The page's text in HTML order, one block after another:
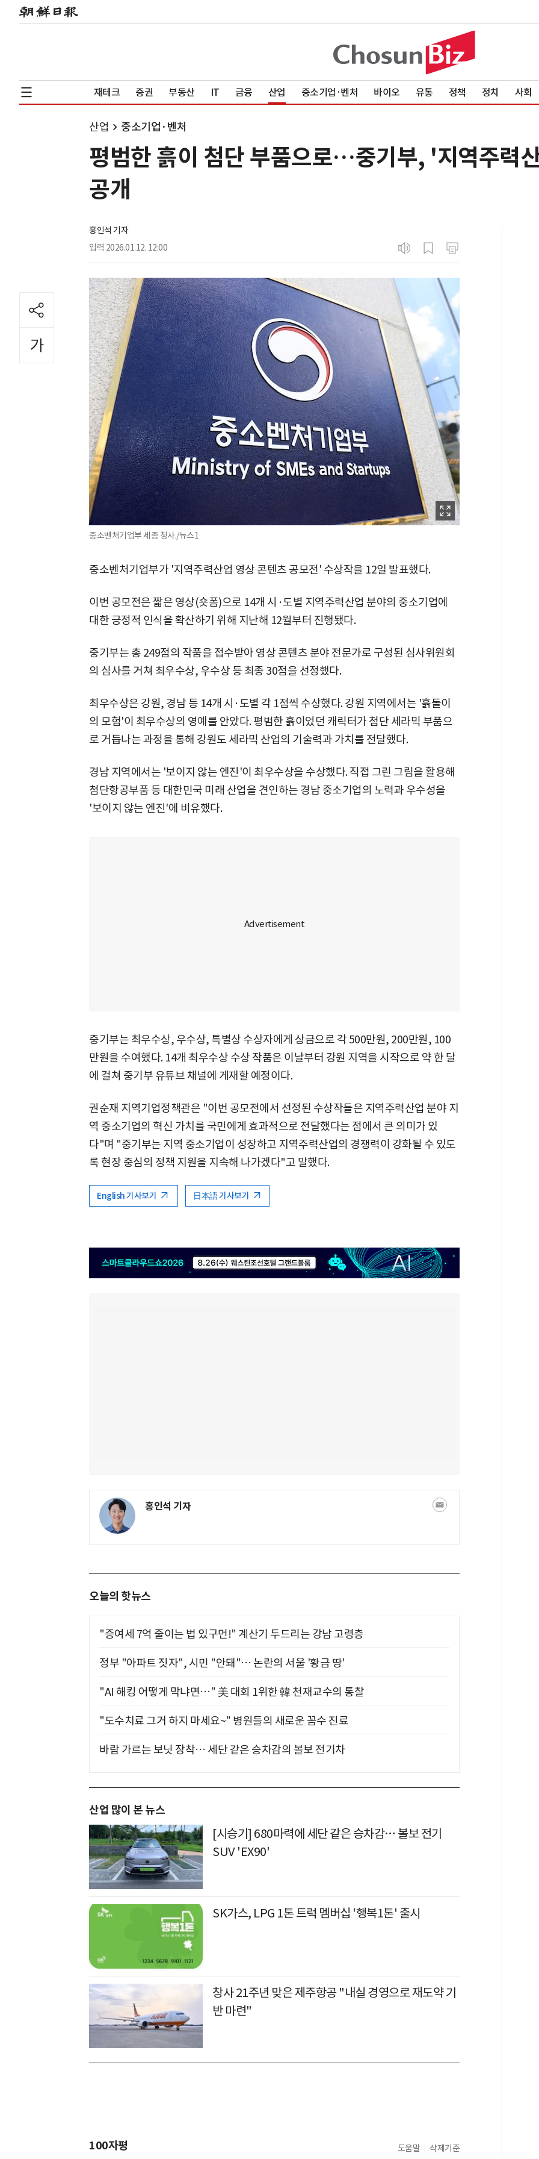
재테크 증권 부동산 IT 금융 산업 중소기업·벤처 바이오 유통 정책 정치 사회
산업 중소기업·벤처
평범한 흙이 첨단 부품으로…중기부, '지역주력
공개
홍인석 기자
입력 2026.01.12. 12:00
중소벤처기업부 세종 청사./뉴스1
중소벤처기업부가 '지역주력산업 영상 콘텐츠 공모전' 수상작을 12일 발표했다.
이번 공모전은 짧은 영상(숏폼)으로 14개 시·도별 지역주력산업 분야의 중소기업에
대한 긍정적 인식을 확산하기 위해 지난해 12월부터 진행됐다.
중기부는 총 249점의 작품을 접수받아 영상 콘텐츠 분야 전문가로 구성된 심사위원회
의 심사를 거쳐 최우수상, 우수상 등 최종 30점을 선정했다.
최우수상은 강원, 경남 등 14개 시·도별 각 1점씩 수상했다. 강원 지역에서는 '흙돌이
의 모험'이 최우수상의 영예를 안았다. 평범한 흙이었던 캐릭터가 첨단 세라믹 부품으
로 거듭나는 과정을 통해 강원도 세라믹 산업의 기술력과 가치를 전달했다.
경남 지역에서는 '보이지 않는 엔진'이 최우수상을 수상했다. 직접 그린 그림을 활용해
첨단항공부품 등 대한민국 미래 산업을 견인하는 경남 중소기업의 노력과 우수성을
'보이지 않는 엔진'에 비유했다.
중기부는 최우수상, 우수상, 특별상 수상자에게 상금으로 각 500만원, 200만원, 100
만원을 수여했다. 14개 최우수상 수상 작품은 이날부터 강원 지역을 시작으로 약 한 달
에 걸쳐 중기부 유튜브 채널에 게재할 예정이다.
권순재 지역기업정책관은 "이번 공모전에서 선정된 수상작들은 지역주력산업 분야 지
역 중소기업의 혁신 가치를 국민에게 효과적으로 전달했다는 점에서 큰 의미가 있
다"며 "중기부는 지역 중소기업이 성장하고 지역주력산업의 경쟁력이 강화될 수 있도
록 현장 중심의 정책 지원을 지속해 나가겠다"고 말했다.
English 기사보기 日本語 기사보기
홍인석 기자
오늘의 핫뉴스
"증여세 7억 줄이는 법 있구먼!" 계산기 두드리는 강남 고령층
정부 "아파트 짓자", 시민 "안돼"… 논란의 서울 '황금 땅'
"AI 해킹 어떻게 막냐면…" 美 대회 1위한 韓 천재교수의 통찰
"도수치료 그거 하지 마세요~" 병원들의 새로운 꼼수 진료
바람 가르는 보닛 장착… 세단 같은 승차감의 볼보 전기차
산업 많이 본 뉴스
[시승기] 680마력에 세단 같은 승차감… 볼보 전기
SUV 'EX90'
SK가스, LPG 1톤 트럭 멤버십 '행복1톤' 출시
창사 21주년 맞은 제주항공 "내실 경영으로 재도약 기
반 마련"
100자평 도움말 삭제기준